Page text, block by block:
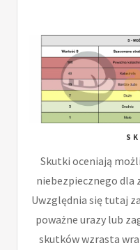
Skutki oceniają
niebezpiecznego dla
Uwzględnia się tutaj
poważne urazy lub
skutków wzrasta